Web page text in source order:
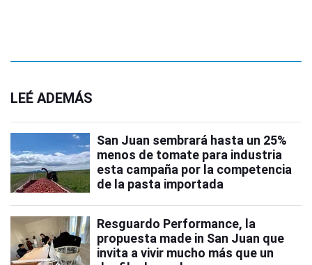
LEÉ ADEMÁS
San Juan sembrará hasta un 25%
menos de tomate para industria
esta campaña por la competencia
de la pasta importada
Resguardo Performance, la
propuesta made in San Juan que
invita a vivir mucho más que un